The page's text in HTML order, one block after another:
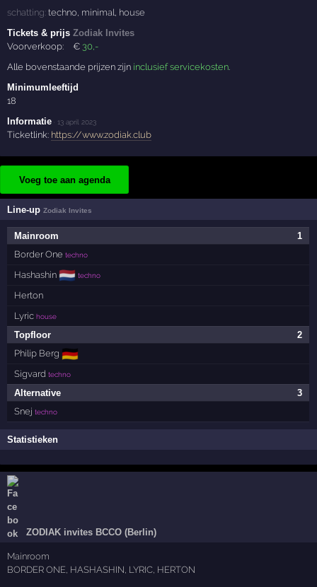
schatting:techno minimal house
Tickets & prijsZodiak Invites
Voorverkoop:
€ 30 ,-
Alle bovenstaande prijzen zijn inclusief servicekosten.
Minimumleeftijd
18
Informatie
·13 april 2023
Ticketlink: https://www.zodiak.club
Voeg toe aan agenda
Line-upZodiak Invites
1
Mainroom
Border One techno
Hashashin 🇳🇱 techno
Herton
Lyric house
2
Topfloor
Philip Berg 🇩🇪
Sigvard techno
3
Alternative
Snej techno
Statistieken
ZODIAK invites BCCO (Berlin)
Mainroom
BORDER ONE, HASHASHIN, LYRIC, HERTON